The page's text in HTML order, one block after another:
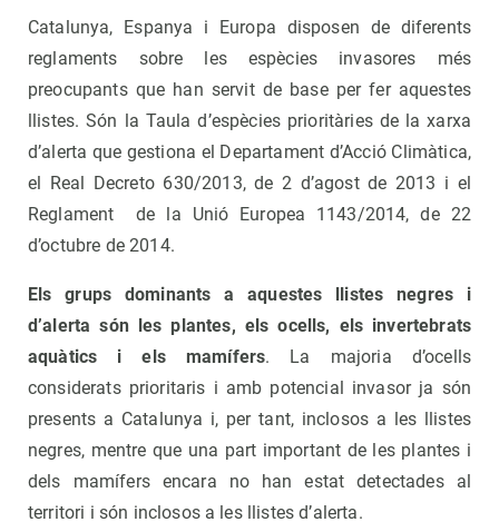
Catalunya, Espanya i Europa disposen de diferents
reglaments sobre les espècies invasores més
preocupants que han servit de base per fer aquestes
llistes. Són la Taula d’espècies prioritàries de la xarxa
d’alerta que gestiona el Departament d’Acció Climàtica,
el Real Decreto 630/2013, de 2 d’agost de 2013 i el
Reglament de la Unió Europea 1143/2014, de 22
d’octubre de 2014.
Els grups dominants a aquestes llistes negres i
d’alerta són les plantes, els ocells, els invertebrats
aquàtics i els mamífers. La majoria d’ocells
considerats prioritaris i amb potencial invasor ja són
presents a Catalunya i, per tant, inclosos a les llistes
negres, mentre que una part important de les plantes i
dels mamífers encara no han estat detectades al
territori i són inclosos a les llistes d’alerta.